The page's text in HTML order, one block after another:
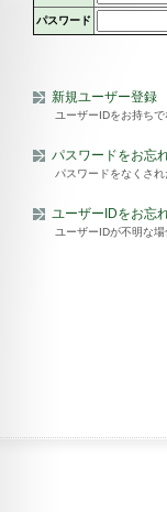
パスワード
新規ユーザー登録
ユーザーIDをお持ち
パスワードをお忘
パスワードをなくさ
ユーザーIDをお忘
ユーザーIDが不明な